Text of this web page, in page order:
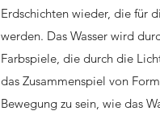
Erdschichten wieder, die für
werden. Das Wasser wird
Farbspiele, die durch die
das Zusammenspiel von
Bewegung zu sein, wie das